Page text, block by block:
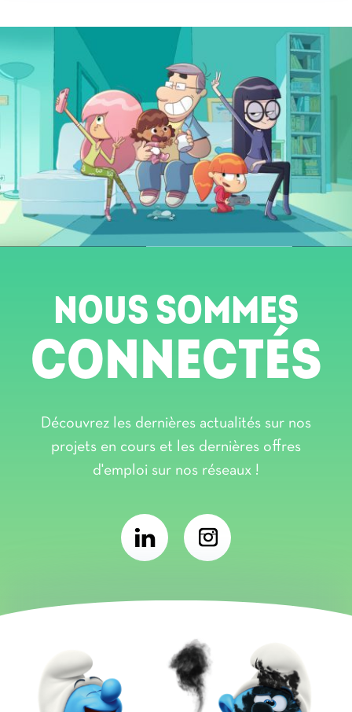
NOUS SOMMES
CONNECTÉS
Découvrez les dernières actualités sur nos
projets en cours et les dernières offres
d'emploi sur nos réseaux !